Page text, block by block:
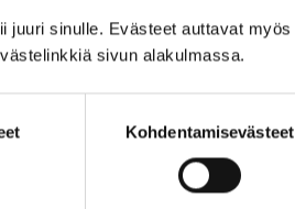
juuri sinulle. Evästeet auttavat myös
sivun alakulmassa.
Kohdentamisevästeet